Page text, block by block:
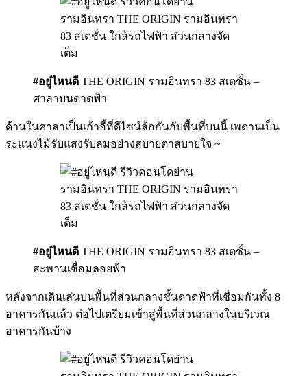
#อยู่ไหนดี THE ORIGIN รามอินทรา 83 สเตชั่น –
ศาลาบนดาดฟ้า
ด้านในศาลาเป็นเก้าอี้ที่ดีไซน์ล้อกันกับพื้นที่บนนี้ เพดานเป็น
ระแนงไม้รับแสงรับลมอย่างสบายตาสบายใจ ~
#อยู่ไหนดี THE ORIGIN รามอินทรา 83 สเตชั่น –
สะพานเชื่อมลอยฟ้า
หลังจากเดินเล่นบนพื้นที่ส่วนกลางชั้นดาดฟ้าที่เชื่อมกันทั้ง 8
อาคารกันแล้ว ต่อไปเตรียมเข้าสู่พื้นที่ส่วนกลางในบริเวณ
อาคารกันบ้าง